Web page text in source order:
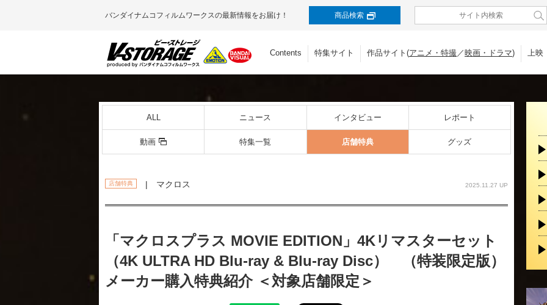
バンダイナムコフィルムワークスの最新情報をお届け！ 商品検索
Contents 特集サイト 作品サイト(アニメ・特撮／映画・ドラマ) 上映
ALL ニュース インタビュー レポート
動画 特集一覧 店舗特典 グッズ
店舗特典 | マクロス 2025.11.27 UP
「マクロスプラス MOVIE EDITION」4Kリマスターセット
（4K ULTRA HD Blu-ray & Blu-ray Disc） （特装限定版）
メーカー購入特典紹介 ＜対象店舗限定＞